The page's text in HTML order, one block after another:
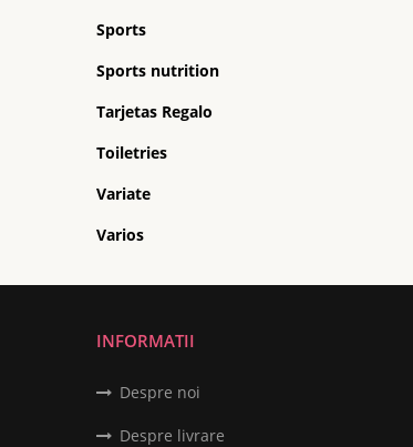
Sports
Sports nutrition
Tarjetas Regalo
Toiletries
Variate
Varios
INFORMATII
Despre noi
Despre livrare